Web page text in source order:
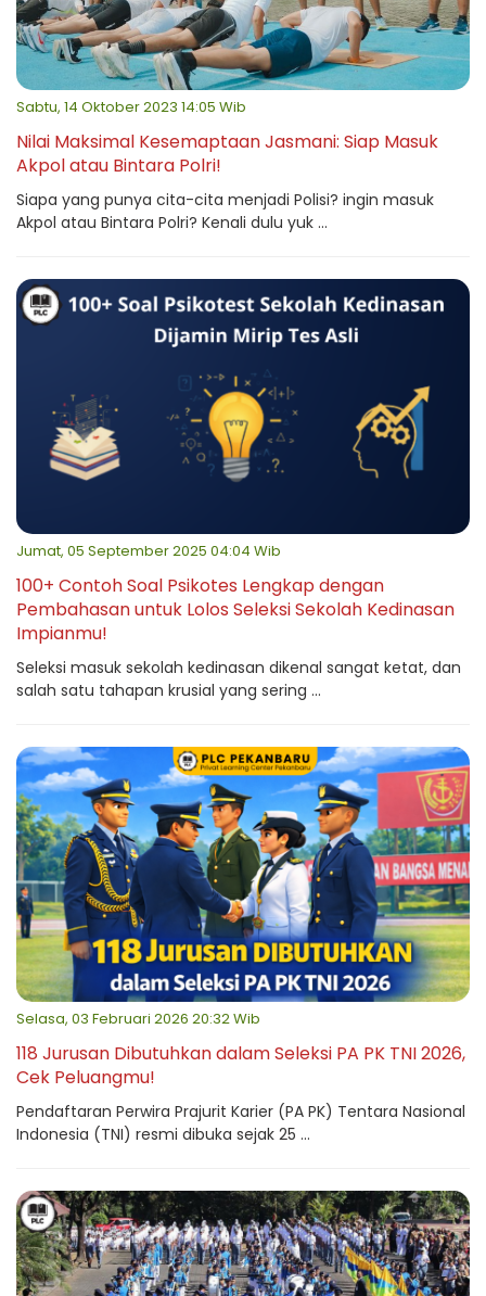
Sabtu, 14 Oktober 2023 14:05 Wib
Nilai Maksimal Kesemaptaan Jasmani: Siap Masuk
Akpol atau Bintara Polri!
Siapa yang punya cita-cita menjadi Polisi? ingin masuk
Akpol atau Bintara Polri? Kenali dulu yuk ...
Jumat, 05 September 2025 04:04 Wib
100+ Contoh Soal Psikotes Lengkap dengan
Pembahasan untuk Lolos Seleksi Sekolah Kedinasan
Impianmu!
Seleksi masuk sekolah kedinasan dikenal sangat ketat, dan
salah satu tahapan krusial yang sering ...
Selasa, 03 Februari 2026 20:32 Wib
118 Jurusan Dibutuhkan dalam Seleksi PA PK TNI 2026,
Cek Peluangmu!
Pendaftaran Perwira Prajurit Karier (PA PK) Tentara Nasional
Indonesia (TNI) resmi dibuka sejak 25 ...